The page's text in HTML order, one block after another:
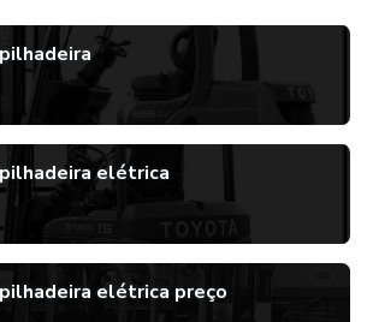
elétrica
elétrica preço